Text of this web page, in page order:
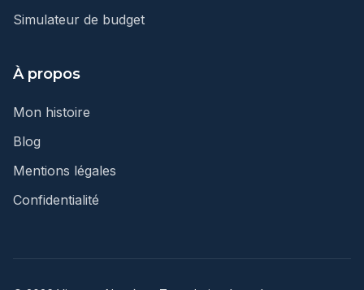
Simulateur de budget
À propos
Mon histoire
Blog
Mentions légales
Confidentialité